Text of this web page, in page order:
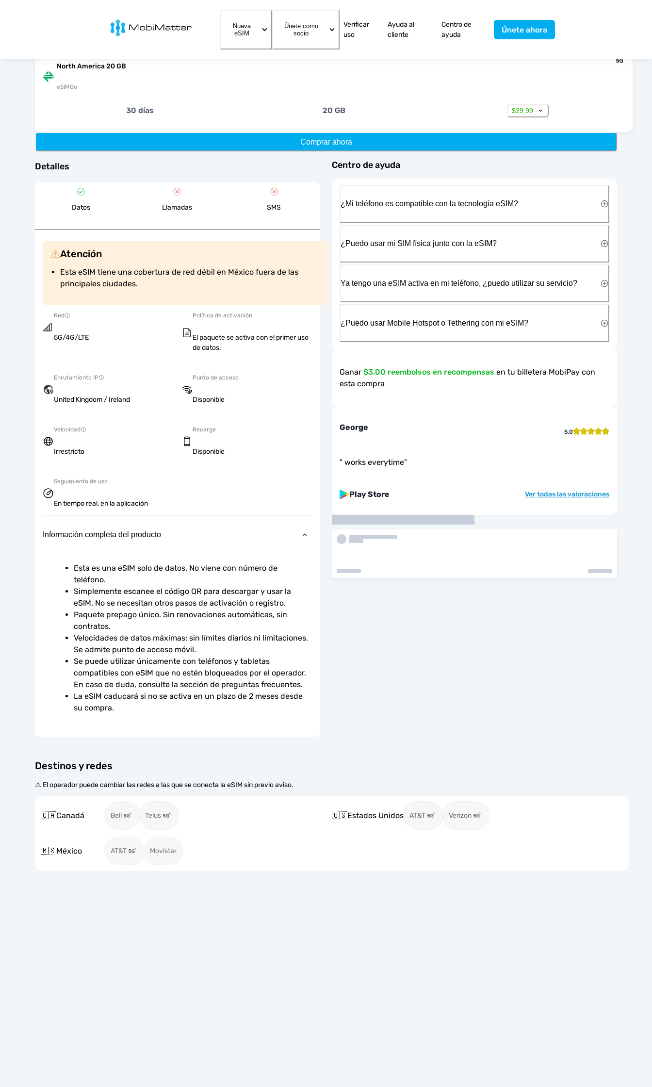
MobiMatter
Nueva
eSIM
Únete como
socio
Verificar
uso
Ayuda al
cliente
Centro de
ayuda
Únete ahora
North America 20 GB
eSIMGo
30 días 20 GB $29.99
Comprar ahora
Detalles
Datos Llamadas SMS
Atención
Esta eSIM tiene una cobertura de red débil en México fuera de las
principales ciudades.
Red
5G/4G/LTE
Política de activación
El paquete se activa con el primer uso
de datos.
Enrutamiento IP
United Kingdom / Ireland
Punto de acceso
Disponible
Velocidad
Irrestricto
Recarga
Disponible
Seguimiento de uso
En tiempo real, en la aplicación
Información completa del producto
Esta es una eSIM solo de datos. No viene con número de
teléfono.
Simplemente escanee el código QR para descargar y usar la
eSIM. No se necesitan otros pasos de activación o registro.
Paquete prepago único. Sin renovaciones automáticas, sin
contratos.
Velocidades de datos máximas: sin límites diarios ni limitaciones.
Se admite punto de acceso móvil.
Se puede utilizar únicamente con teléfonos y tabletas
compatibles con eSIM que no estén bloqueados por el operador.
En caso de duda, consulte la sección de preguntas frecuentes.
La eSIM caducará si no se activa en un plazo de 2 meses desde
su compra.
Destinos y redes
⚠️ El operador puede cambiar las redes a las que se conecta la eSIM sin previo aviso.
🇨🇦Canadá Bell Telus 🇺🇸Estados Unidos AT&T Verizon
🇲🇽México AT&T Movistar
Centro de ayuda
¿Mi teléfono es compatible con la tecnología eSIM?
¿Puedo usar mi SIM física junto con la eSIM?
Ya tengo una eSIM activa en mi teléfono, ¿puedo utilizar su servicio?
¿Puedo usar Mobile Hotspot o Tethering con mi eSIM?
Ganar $3.00 reembolsos en recompensas en tu billetera MobiPay con
esta compra
George 5.0
" works everytime"
Play Store Ver todas las valoraciones